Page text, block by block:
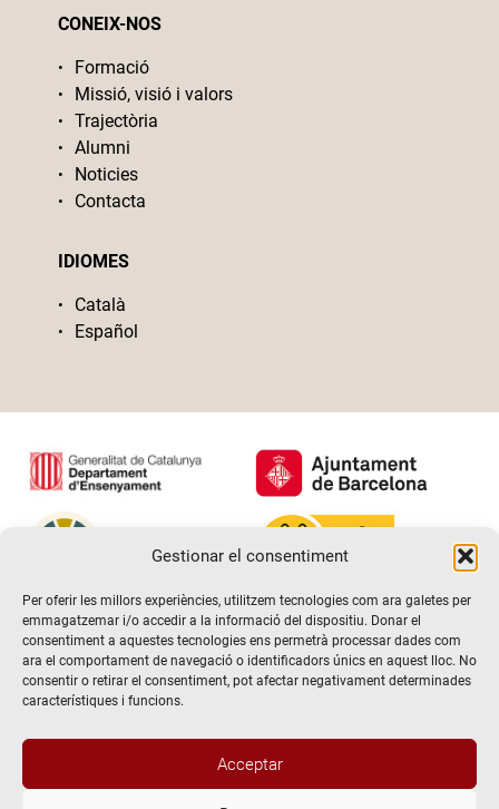
Gestionar el consentiment
Per oferir les millors experiències, utilitzem tecnologies com ara galetes per
emmagatzemar i/o accedir a la informació del dispositiu. Donar el
consentiment a aquestes tecnologies ens permetrà processar dades com
ara el comportament de navegació o identificadors únics en aquest lloc. No
consentir o retirar el consentiment, pot afectar negativament determinades
característiques i funcions.
Acceptar
CONEIX-NOS
Formació
Missió, visió i valors
Trajectòria
Alumni
Noticies
Contacta
IDIOMES
Català
Español